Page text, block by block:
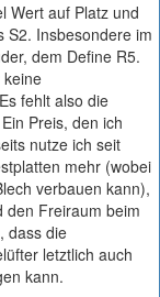
Wert auf Platz und
S2. Insbesondere im
dem Define R5.
keine
fehlt also die
Preis, den ich
nutze ich seit
mehr (wobei
verbauen kann),
den Freiraum beim
dass die
letztlich auch
kann.